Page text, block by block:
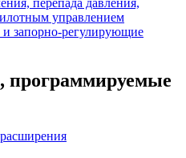
перепада давления,
управлением
запорно-регулирующие
программируемые